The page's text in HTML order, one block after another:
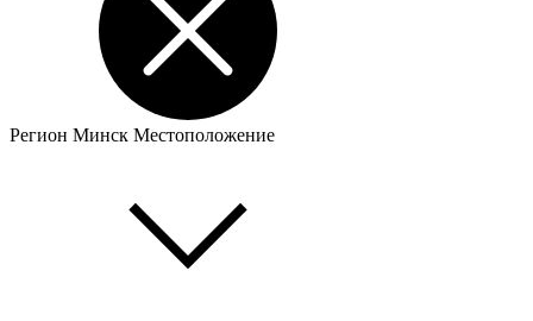
Регион Минск Местоположение